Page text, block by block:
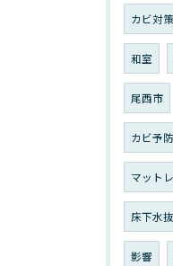
カビ対
和室
尾西市
カビ予防
マット
床下水
影響